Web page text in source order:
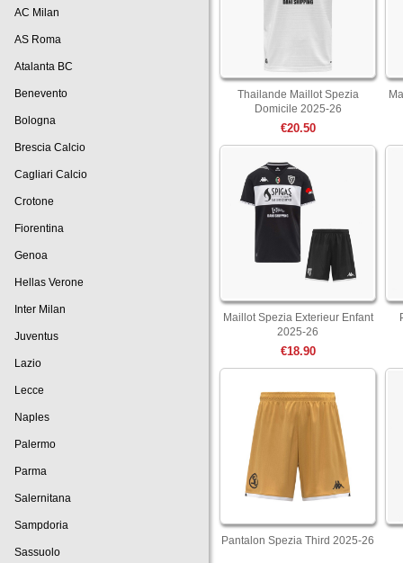
AC Milan
AS Roma
Atalanta BC
Benevento
Bologna
Brescia Calcio
Cagliari Calcio
Crotone
Fiorentina
Genoa
Hellas Verone
Inter Milan
Juventus
Lazio
Lecce
Naples
Palermo
Parma
Salernitana
Sampdoria
Sassuolo
Thailande Maillot Spezia
Domicile 2025-26
€20.50
Maillot Spezia Exterieur Enfant
2025-26
€18.90
Pantalon Spezia Third 2025-26